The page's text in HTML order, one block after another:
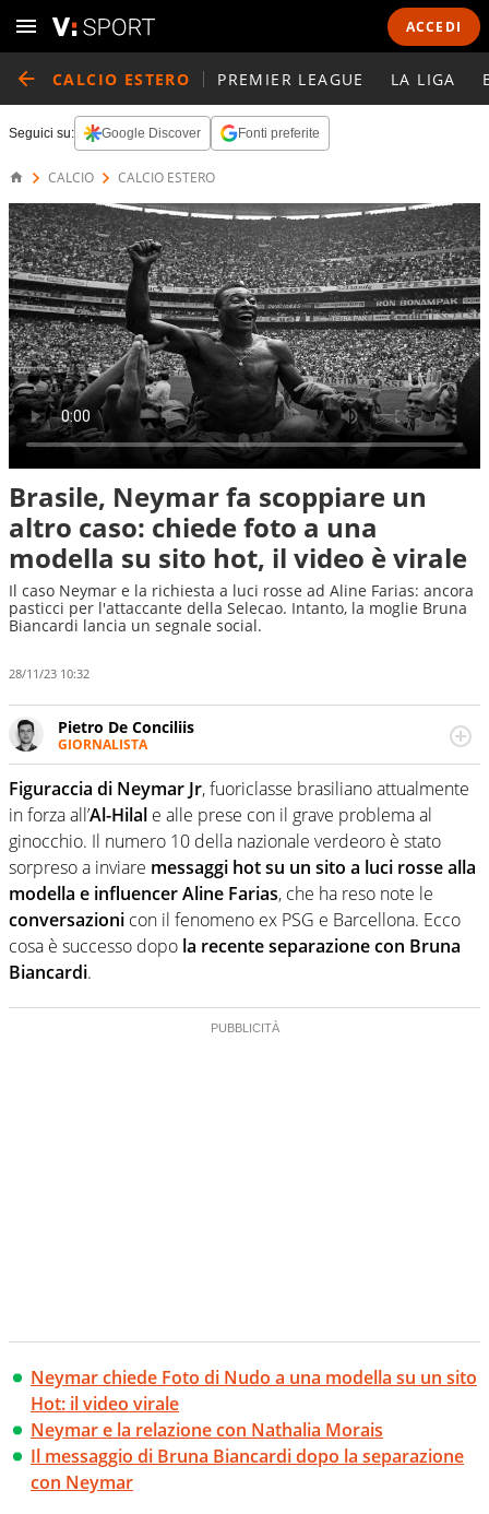
ACCEDI
CALCIO ESTERO PREMIER LEAGUE LA LIGA
Seguici su: Google Discover Fonti preferite
CALCIO CALCIO ESTERO
Brasile, Neymar fa scoppiare un
altro caso: chiede foto a una
modella su sito hot, il video è virale
Il caso Neymar e la richiesta a luci rosse ad Aline Farias: ancora
pasticci per l'attaccante della Selecao. Intanto, la moglie Bruna
Biancardi lancia un segnale social.
28/11/23 10:32
Pietro De Conciliis
GIORNALISTA
Giornalista pubblicista e speaker radiofonico, per Virgilio
Sport si occupa di calcio con uno sguardo attento e
competente sui campionati di Serie B e Serie C
Figuraccia di Neymar Jr, fuoriclasse brasiliano attualmente
in forza all’Al-Hilal e alle prese con il grave problema al
ginocchio. Il numero 10 della nazionale verdeoro è stato
sorpreso a inviare messaggi hot su un sito a luci rosse alla
modella e influencer Aline Farias, che ha reso note le
conversazioni con il fenomeno ex PSG e Barcellona. Ecco
cosa è successo dopo la recente separazione con Bruna
Biancardi.
Neymar chiede Foto di Nudo a una modella su un sito
Hot: il video virale
Neymar e la relazione con Nathalia Morais
Il messaggio di Bruna Biancardi dopo la separazione
con Neymar